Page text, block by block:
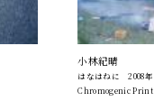
小林紀晴
はなはねに 2008年
Chromogenic Print